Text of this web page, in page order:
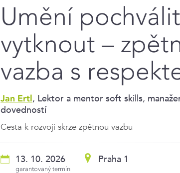
Umění
vytknout –
vazba s
Jan Ertl, Lektor a mentor soft skills,
dovedností
Cesta k rozvoji skrze zpětnou vazbu
13. 10. 2026
garantovaný termín
Praha 1